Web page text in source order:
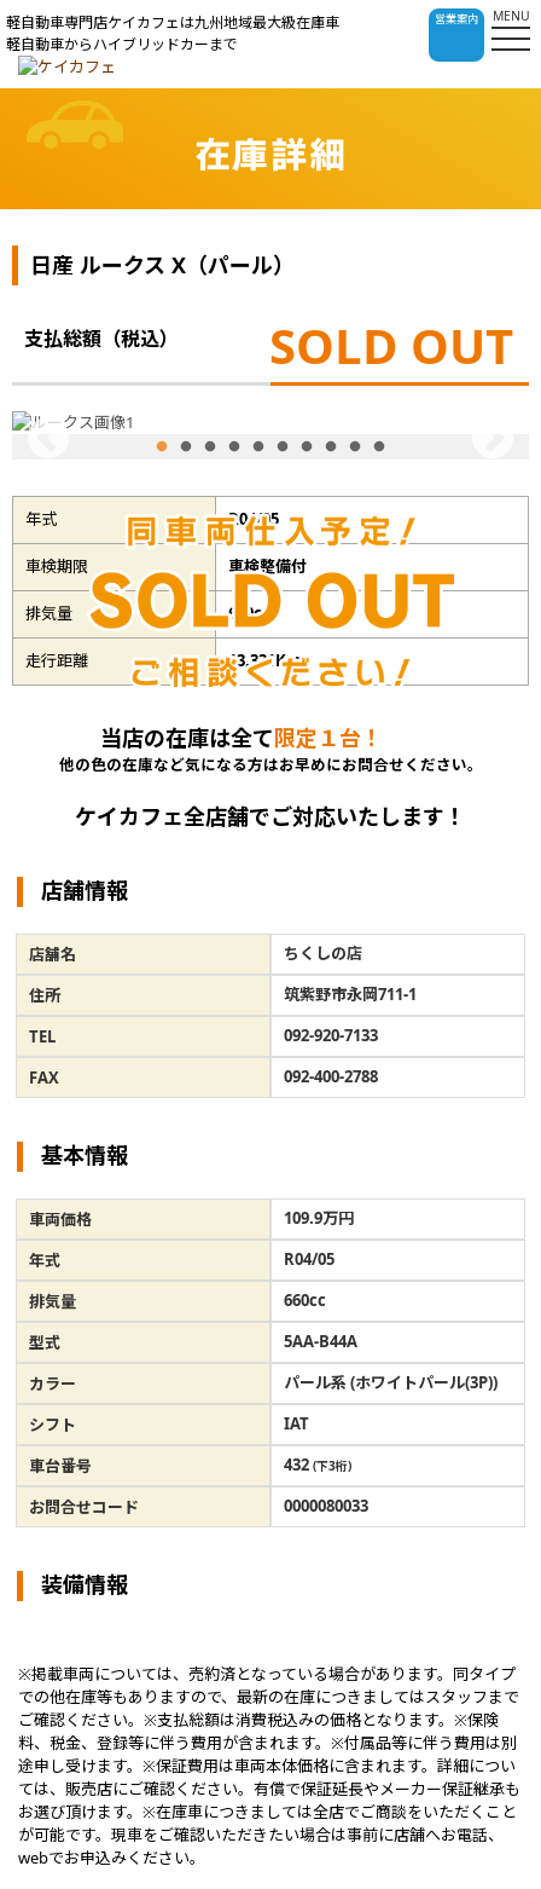
軽自動車専門店ケイカフェは九州地域最大級在庫車
軽自動車からハイブリッドカーまで
営業案内 MENU
在庫詳細
日産 ルークス X（パール）
支払総額（税込） SOLD OUT
年式 R04/05
車検期限 車検整備付
排気量 660cc
走行距離 13,331Km
当店の在庫は全て限定１台！
他の色の在庫など気になる方はお早めにお問合せください。
ケイカフェ全店舗でご対応いたします！
店舗情報
店舗名
ちくしの店
住所
筑紫野市永岡711-1
TEL
092-920-7133
FAX
092-400-2788
基本情報
車両価格
109.9万円
年式
R04/05
排気量
660cc
型式
5AA-B44A
カラー
パール系 (ホワイトパール(3P))
シフト
IAT
車台番号
432 (下3桁)
お問合せコード 0000080033
装備情報
※掲載車両については、売約済となっている場合があります。同タイプ
での他在庫等もありますので、最新の在庫につきましてはスタッフまで
ご確認ください。※支払総額は消費税込みの価格となります。※保険
料、税金、登録等に伴う費用が含まれます。※付属品等に伴う費用は別
途申し受けます。※保証費用は車両本体価格に含まれます。詳細につい
ては、販売店にご確認ください。有償で保証延長やメーカー保証継承も
お選び頂けます。※在庫車につきましては全店でご商談をいただくこと
が可能です。現車をご確認いただきたい場合は事前に店舗へお電話、
webでお申込みください。